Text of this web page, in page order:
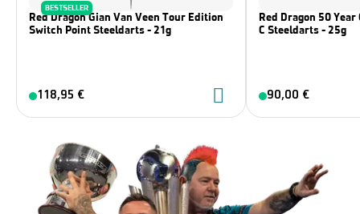
BESTSELLER
Red Dragon Gian Van Veen Tour Edition
Switch Point Steeldarts - 21g
118,95 €
Red Dragon 50
C Steeldarts - 25g
90,00 €